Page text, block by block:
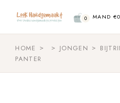
content
0 MAND €
HOME JONGEN
PANTER